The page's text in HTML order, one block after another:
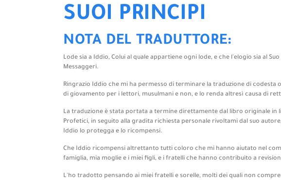
SUOI PRINCIPI
NOTA DEL TRADUTTORE:
Lode sia a Iddio, Colui al quale appartiene ogni lode, e che l'elogio sia al
Messaggeri.
Ringrazio Iddio che mi ha permesso di terminare la traduzione di codesta
di giovamento per i lettori, musulmani e non, e lo renda altresì causa di
La traduzione è stata portata a termine direttamente dal libro originale in
Profetici, in seguito alla gradita richiesta personale rivoltami dal suo
Iddio lo protegga e lo ricompensi.
Che Iddio ricompensi altrettanto tutti coloro che mi hanno aiutato nel
famiglia, mia moglie e i miei figli, e i fratelli che hanno contribuito a
L'ho tradotto pensando ai miei fratelli e sorelle, molti dei quali non